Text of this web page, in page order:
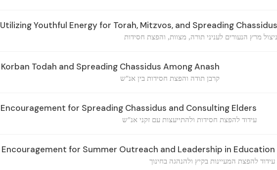
Utilizing Youthful Energy for Torah, Mitzvos, and Spreading Chassidus
ניצול מרץ הנעורים לעניני תורה, מצוות, והפצת חסידות
Korban Todah and Spreading Chassidus Among Anash
קרבן תודה והפצת חסידות בין אנ"ש
Encouragement for Spreading Chassidus and Consulting Elders
עידוד להפצת חסידות ולהתייעצות עם זקני אנ"ש
Encouragement for Summer Outreach and Leadership in Education
עידוד להפצת המעיינות בקיץ ולהנהגה בחינוך